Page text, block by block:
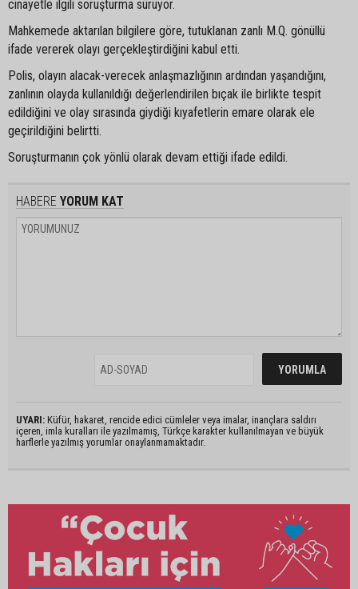
cinayetle ilgili soruşturma sürüyor.
Mahkemede aktarılan bilgilere göre, tutuklanan zanlı M.Q. gönüllü
ifade vererek olayı gerçekleştirdiğini kabul etti.
Polis, olayın alacak-verecek anlaşmazlığının ardından yaşandığını,
zanlının olayda kullanıldığı değerlendirilen bıçak ile birlikte tespit
edildiğini ve olay sırasında giydiği kıyafetlerin emare olarak ele
geçirildiğini belirtti.
Soruşturmanın çok yönlü olarak devam ettiği ifade edildi.
HABERE YORUM KAT
UYARI: Küfür, hakaret, rencide edici cümleler veya imalar, inançlara saldırı
içeren, imla kuralları ile yazılmamış, Türkçe karakter kullanılmayan ve büyük
harflerle yazılmış yorumlar onaylanmamaktadır.